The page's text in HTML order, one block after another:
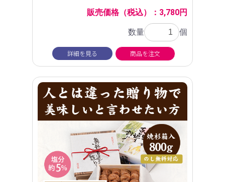
販売価格（税込）：3,780円
数量 個
詳細を見る 商品を注文